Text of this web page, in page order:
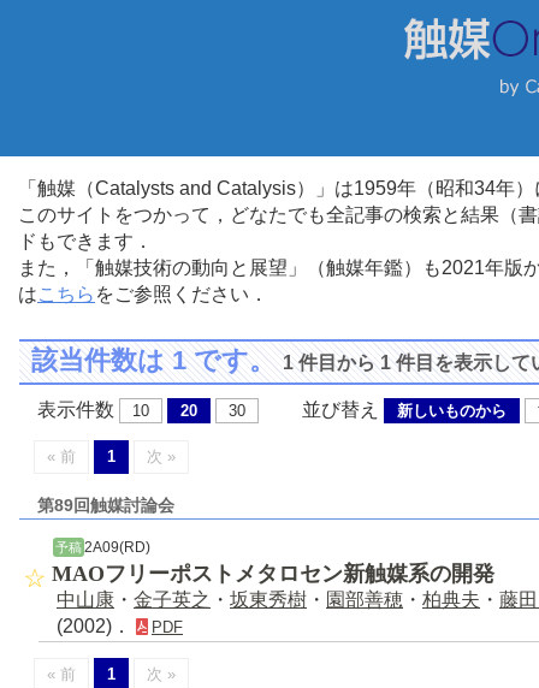
「触媒（Catalysts and Catalysis）」は1959年（昭和34年
このサイトをつかって，どなたでも全記事の検索と結果（
ドもできます．
また，「触媒技術の動向と展望」（触媒年鑑）も2021年
はこちら をご参照ください．
該当件数は 1 です。1 件目から 1 件目を表示して
表示件数 10 20 30 並び替え 新しいものから
« 前 1 次 »
第89回触媒討論会
予稿 2A09(RD)
MAOフリーポストメタロセン新触媒系の開発
中山康 ・ 金子英之 ・ 坂東秀樹 ・ 園部善穂 ・ 柏典夫 ・ 藤
(2002)．
PDF
« 前 1 次 »